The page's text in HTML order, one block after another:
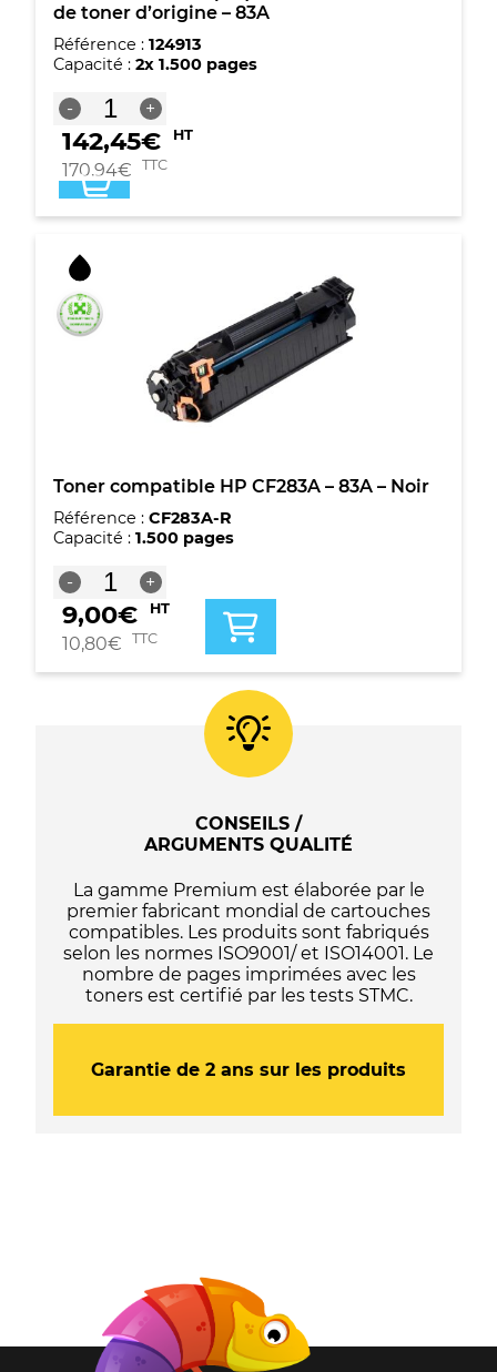
de toner d’origine – 83A
Référence : 124913
Capacité : 2x 1.500 pages
-
quantité
de
HP
CF283A
noir
2
cartouches
de
toner
+
142,45€ HT
170,94€ TTC
Toner compatible HP CF283A – 83A – Noir
Référence : CF283A-R
Capacité : 1.500 pages
-
quantité
de
Toner
compatible
CF283A
+
9,00€ HT
10,80€ TTC
CONSEILS /
ARGUMENTS QUALITÉ
La gamme Premium est élaborée par le
premier fabricant mondial de cartouches
compatibles. Les produits sont fabriqués
selon les normes ISO9001/ et ISO14001. Le
nombre de pages imprimées avec les
toners est certifié par les tests STMC.
Garantie de 2 ans sur les produits